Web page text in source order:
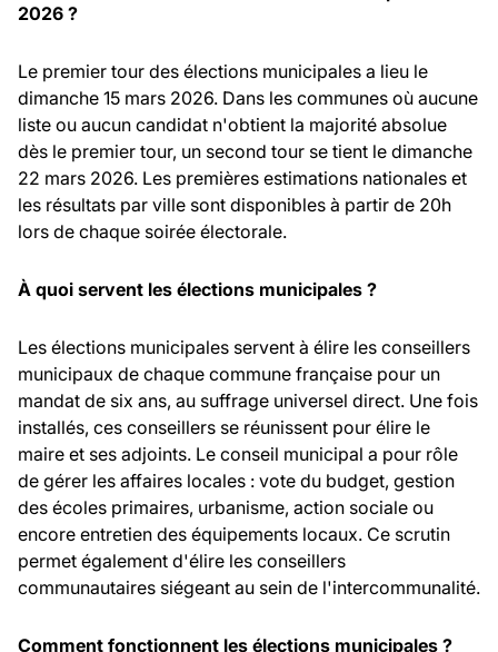
2026 ?
Le premier tour des élections municipales a lieu le
dimanche 15 mars 2026. Dans les communes où aucune
liste ou aucun candidat n'obtient la majorité absolue
dès le premier tour, un second tour se tient le dimanche
22 mars 2026. Les premières estimations nationales et
les résultats par ville sont disponibles à partir de 20h
lors de chaque soirée électorale.
À quoi servent les élections municipales ?
Les élections municipales servent à élire les conseillers
municipaux de chaque commune française pour un
mandat de six ans, au suffrage universel direct. Une fois
installés, ces conseillers se réunissent pour élire le
maire et ses adjoints. Le conseil municipal a pour rôle
de gérer les affaires locales : vote du budget, gestion
des écoles primaires, urbanisme, action sociale ou
encore entretien des équipements locaux. Ce scrutin
permet également d'élire les conseillers
communautaires siégeant au sein de l'intercommunalité.
Comment fonctionnent les élections municipales ?